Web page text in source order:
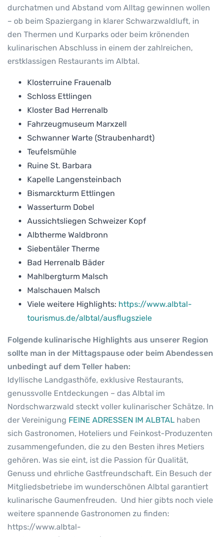
durchatmen und Abstand vom Alltag gewinnen wollen
– ob beim Spaziergang in klarer Schwarzwaldluft, in
den Thermen und Kurparks oder beim krönenden
kulinarischen Abschluss in einem der zahlreichen,
erstklassigen Restaurants im Albtal.
Klosterruine Frauenalb
Schloss Ettlingen
Kloster Bad Herrenalb
Fahrzeugmuseum Marxzell
Schwanner Warte (Straubenhardt)
Teufelsmühle
Ruine St. Barbara
Kapelle Langensteinbach
Bismarckturm Ettlingen
Wasserturm Dobel
Aussichtsliegen Schweizer Kopf
Albtherme Waldbronn
Siebentäler Therme
Bad Herrenalb Bäder
Mahlbergturm Malsch
Malschauen Malsch
Viele weitere Highlights: https://www.albtal-
tourismus.de/albtal/ausflugsziele
Folgende kulinarische Highlights aus unserer Region
sollte man in der Mittagspause oder beim Abendessen
unbedingt auf dem Teller haben:
Idyllische Landgasthöfe, exklusive Restaurants,
genussvolle Entdeckungen – das Albtal im
Nordschwarzwald steckt voller kulinarischer Schätze. In
der Vereinigung FEINE ADRESSEN IM ALBTAL haben
sich Gastronomen, Hoteliers und Feinkost-Produzenten
zusammengefunden, die zu den Besten ihres Metiers
gehören. Was sie eint, ist die Passion für Qualität,
Genuss und ehrliche Gastfreundschaft. Ein Besuch der
Mitgliedsbetriebe im wunderschönen Albtal garantiert
kulinarische Gaumenfreuden. Und hier gibts noch viele
weitere spannende Gastronomen zu finden:
https://www.albtal-